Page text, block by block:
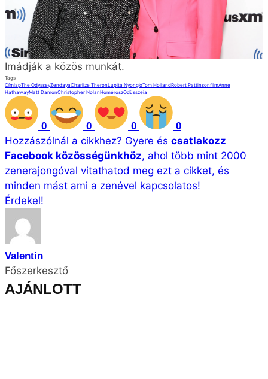
Imádják a közös munkát.
Tags
CímlapThe OdysseyZendayaCharlize TheronLupita Nyong’oTom HollandRobert PattinsonfilmAnne
HathawayMatt DamonChristopher NolanHoméroszOdüsszeia
0 0 0 0
Hozzászólnál a cikkhez? Gyere és csatlakozz
Facebook közösségünkhöz, ahol több mint 2000
zenerajongóval vitathatod meg ezt a cikket, és
minden mást ami a zenével kapcsolatos!
Érdekel!
Valentin
Főszerkesztő
AJÁNLOTT